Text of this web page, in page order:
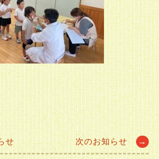
せ 次のお知らせ →